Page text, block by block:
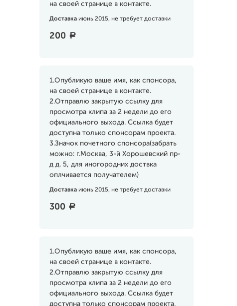
на своей странице в контакте.
Доставка июнь 2015, не требует доставки
200 a
1.Опубликую ваше имя, как спонсора,
на своей странице в контакте.
2.Отправлю закрытую ссылку для
просмотра клипа за 2 недели до его
официального выхода. Ссылка будет
доступна только спонсорам проекта.
3.Значок почетного спонсора(забрать
можно: г.Москва, 3-й Хорошевский пр-
д д. 5, для иногородних доствка
оплчивается получателем)
Доставка июнь 2015, не требует доставки
300 a
1.Опубликую ваше имя, как спонсора,
на своей странице в контакте.
2.Отправлю закрытую ссылку для
просмотра клипа за 2 недели до его
официального выхода. Ссылка будет
доступна только спонсорам проекта.